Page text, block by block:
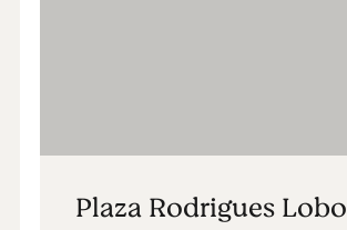
Plaza Rodrigues Lobo